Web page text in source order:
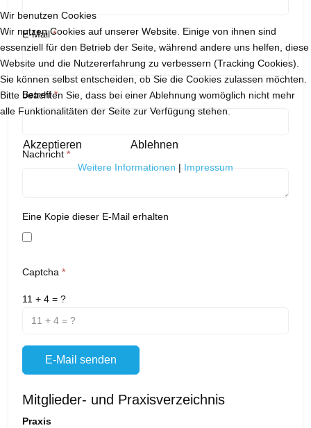
E-Mail*
Betreff*
Nachricht *
Eine Kopie dieser E-Mail erhalten
Captcha *
11 + 4 = ?
E-Mail senden
Mitglieder- und Praxisverzeichnis
Praxis
Wir benutzen Cookies
Wir nutzen Cookies auf unserer Website. Einige von ihnen sind
essenziell für den Betrieb der Seite, während andere uns helfen, diese
Website und die Nutzererfahrung zu verbessern (Tracking Cookies).
Sie können selbst entscheiden, ob Sie die Cookies zulassen möchten.
Bitte beachten Sie, dass bei einer Ablehnung womöglich nicht mehr
alle Funktionalitäten der Seite zur Verfügung stehen.
Akzeptieren Ablehnen
Weitere Informationen | Impressum